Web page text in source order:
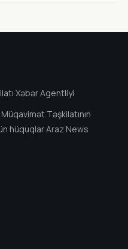
Xəbər Agentliyi
Təşkilatının
hüquqlar Araz News